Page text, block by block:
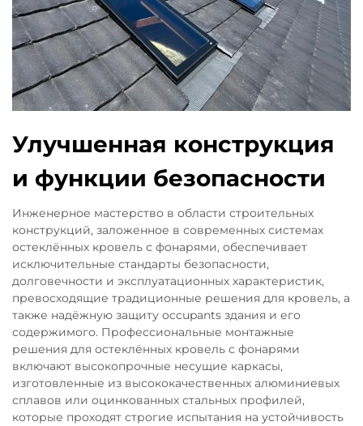
Улучшенная конструкция
и функции безопасности
Инженерное мастерство в области строительных
конструкций, заложенное в современных системах
остеклённых кровель с фонарями, обеспечивает
исключительные стандарты безопасности,
долговечности и эксплуатационных характеристик,
превосходящие традиционные решения для кровель, а
также надёжную защиту occupants здания и его
содержимого. Профессиональные монтажные
решения для остеклённых кровель с фонарями
включают высокопрочные несущие каркасы,
изготовленные из высококачественных алюминиевых
сплавов или оцинкованных стальных профилей,
которые проходят строгие испытания на устойчивость